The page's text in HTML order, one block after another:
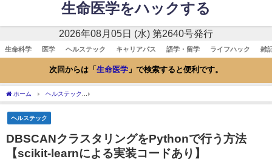
生命医学をハックする
2026年08月05日 (水) 第2640号発行
生命科学 医学 ヘルステック キャリアパス 語学・留学 ライフハック 雑
次回からは「 生命医学 」で検索すると便利です。
ホーム ヘルステック
ヘルステック
DBSCANクラスタリングをPythonで行う方法
【scikit-learnによる実装コードあり】